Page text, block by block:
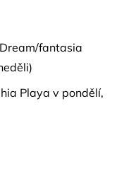
fantasia
Playa v pondělí,